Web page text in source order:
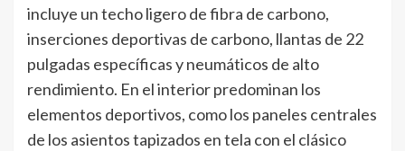
incluye un techo ligero de fibra de carbono,
inserciones deportivas de carbono, llantas de 22
pulgadas específicas y neumáticos de alto
rendimiento. En el interior predominan los
elementos deportivos, como los paneles centrales
de los asientos tapizados en tela con el clásico